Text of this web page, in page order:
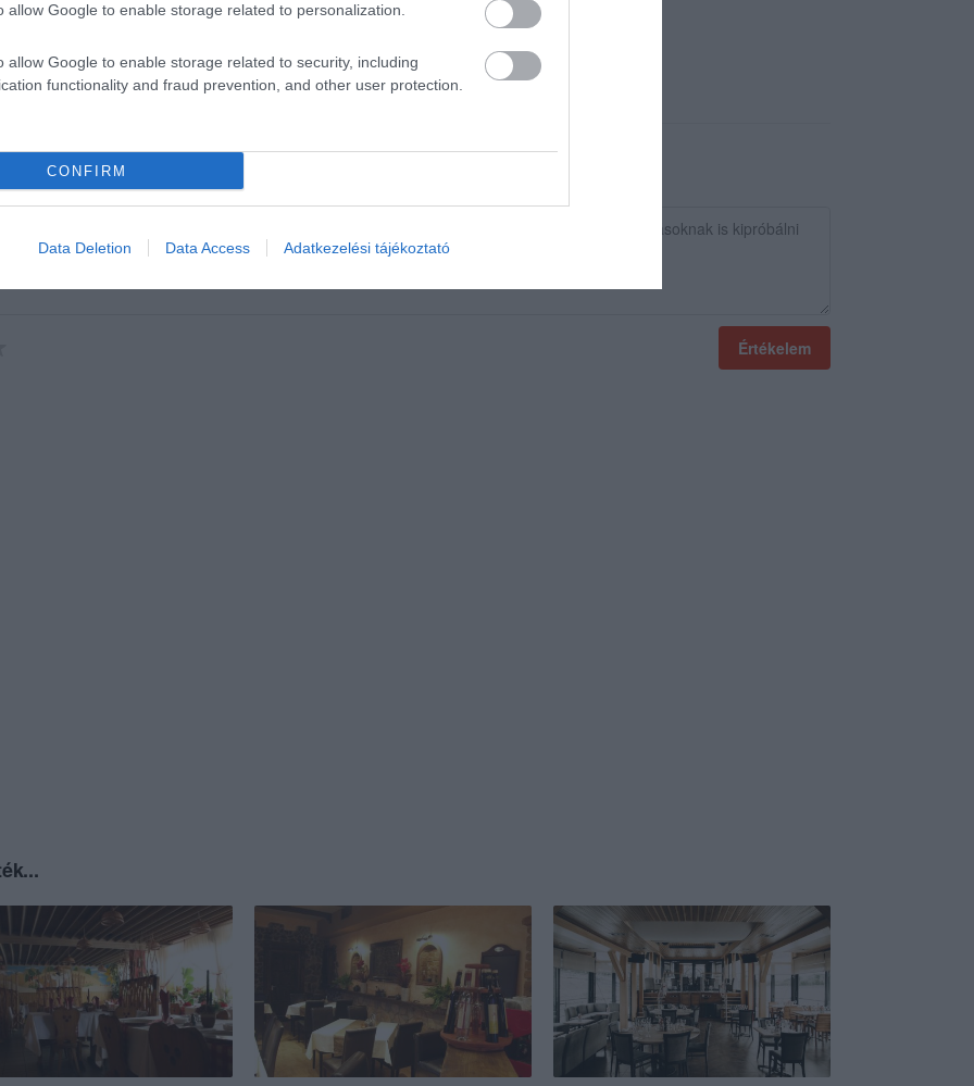
allow Google to enable storage related to personalization.
allow Google to enable storage related to security, including
functionality and fraud prevention, and other user protection.
CONFIRM
Data Deletion Data Access Adatkezelési tájékoztató
Értékelem